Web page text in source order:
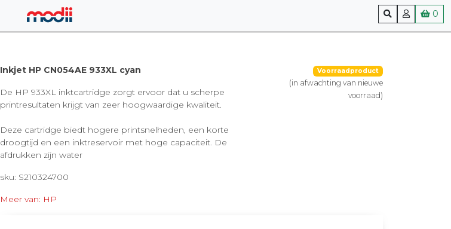
0
Inkjet HP CN054AE 933XL cyan
De HP 933XL inktcartridge zorgt ervoor dat u scherpe
printresultaten krijgt van zeer hoogwaardige kwaliteit.
Deze cartridge biedt hogere printsnelheden, een korte
droogtijd en een inktreservoir met hoge capaciteit. De
afdrukken zijn water
sku: S210324700
Meer van: HP
Voorraadproduct
(in afwachting van nieuwe
voorraad)